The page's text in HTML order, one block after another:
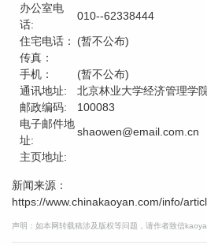
办公室电
话:
010--62338444
住宅电话：
(暂不公布)
传真：
手机：
(暂不公布)
通讯地址:
北京林业大学经济管理学
邮政编码:
100083
电子邮件地
址:
shaowen@email.com.cn
主页地址:
新闻来源：
https://www.chinakaoyan.com/info/
声明：如本网转载稿涉及版权等问题，请作者致信